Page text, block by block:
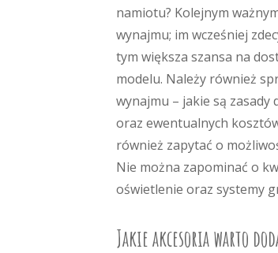
namiotu? Kolejnym
wynajmu; im wcześniej
tym większa szansa na
modelu. Należy również
wynajmu – jakie są zasady
oraz ewentualnych
również zapytać o
Nie można zapominać o
oświetlenie oraz systemy
Jakie akcesoria warto